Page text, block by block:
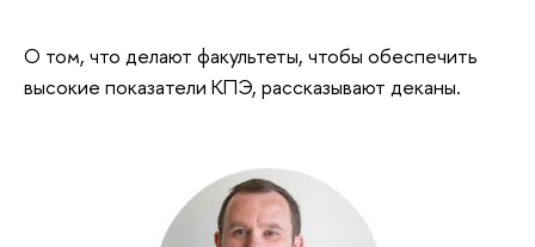
О том, что делают факультеты, чтобы обеспечить
высокие показатели КПЭ, рассказывают деканы.